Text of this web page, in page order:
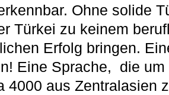
Ohne solide
Türkei zu keinem
Erfolg bringen.
Eine Sprache, die um
4000 aus Zentralasien